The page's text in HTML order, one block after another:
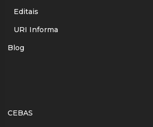
Editais
URI Informa
Blog
CEBAS